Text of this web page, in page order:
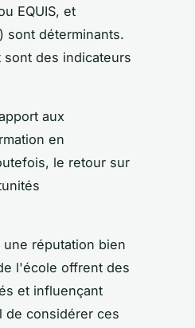
EQUIS, et
sont déterminants.
des indicateurs
aux
en
le retour sur
réputation bien
l'école offrent des
et influençant
de considérer ces